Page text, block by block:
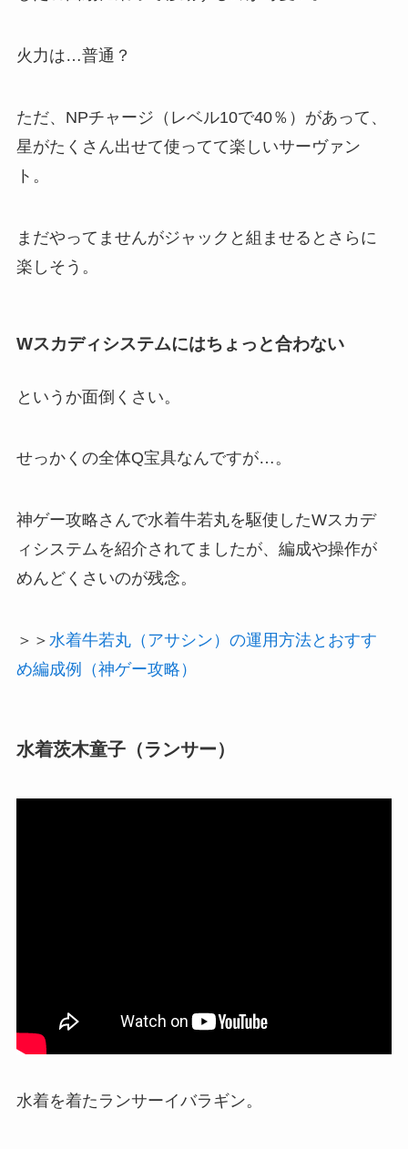
火力は…普通？
ただ、NPチャージ（レベル10で40％）があって、
星がたくさん出せて使ってて楽しいサーヴァン
ト。
まだやってませんがジャックと組ませるとさらに
楽しそう。
Wスカディシステムにはちょっと合わない
というか面倒くさい。
せっかくの全体Q宝具なんですが…。
神ゲー攻略さんで水着牛若丸を駆使したWスカデ
ィシステムを紹介されてましたが、編成や操作が
めんどくさいのが残念。
＞＞ 水着牛若丸（アサシン）の運用方法とおすす
め編成例（神ゲー攻略）
水着茨木童子（ランサー）
水着を着たランサーイバラギン。